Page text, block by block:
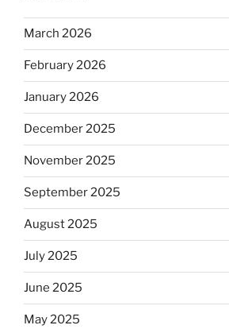
March 2026
February 2026
January 2026
December 2025
November 2025
September 2025
August 2025
July 2025
June 2025
May 2025